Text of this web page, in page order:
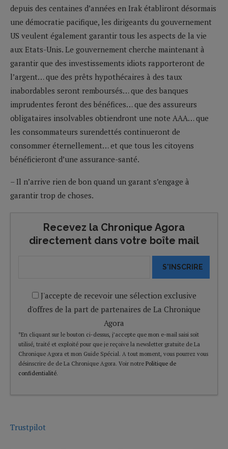
depuis des centaines d’années en Irak établiront désormais
une démocratie pacifique, les dirigeants du gouvernement
US veulent également garantir tous les aspects de la vie
aux Etats-Unis. Le gouvernement cherche maintenant à
garantir que des investissements idiots rapporteront de
l’argent… que des prêts hypothécaires à des taux
inabordables seront remboursés… que des banques
imprudentes feront des bénéfices… que des assureurs
obligataires insolvables obtiendront une note AAA… que
les consommateurs surendettés continueront de
consommer éternellement… et que tous les citoyens
bénéficieront d’une assurance-santé.
– Il n’arrive rien de bon quand un garant s’engage à
garantir trop de choses.
Recevez la Chronique Agora
directement dans votre boîte mail
S'INSCRIRE
J'accepte de recevoir une sélection exclusive
d'offres de la part de partenaires de La Chronique
Agora
*En cliquant sur le bouton ci-dessus, j’accepte que mon e-mail saisi soit
utilisé, traité et exploité pour que je reçoive la newsletter gratuite de La
Chronique Agora et mon Guide Spécial. A tout moment, vous pourrez vous
désinscrire de de La Chronique Agora. Voir notre Politique de
confidentialité.
Trustpilot